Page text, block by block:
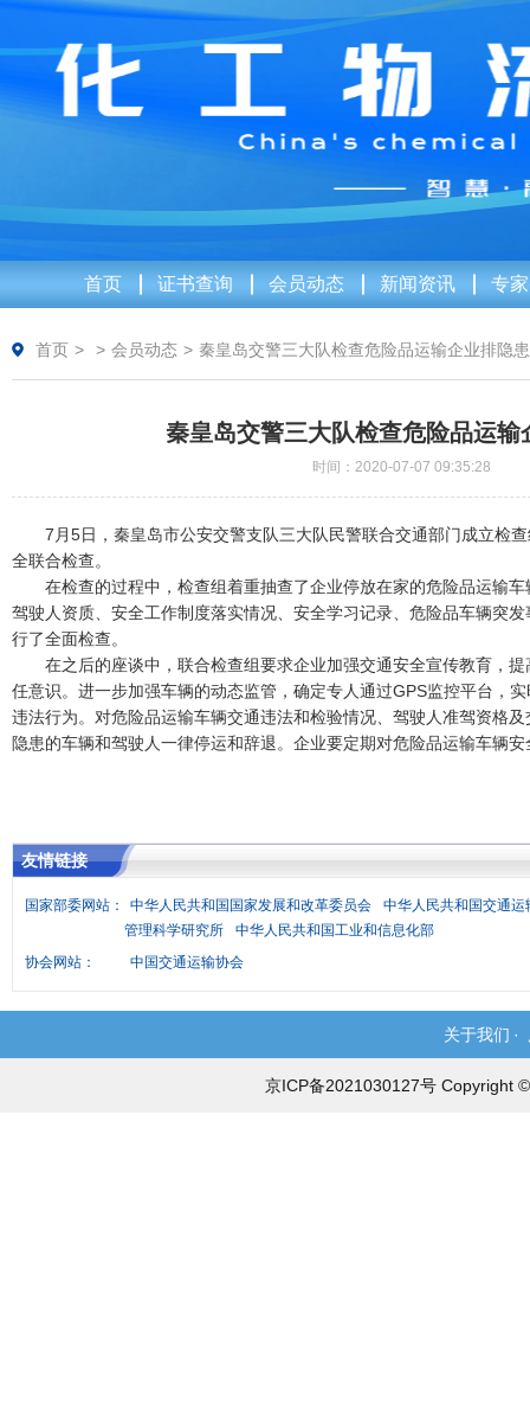
首页 证书查询 会员动态 新闻资讯 专
首页 > > 会员动态 > 秦皇岛交警三大队检查危险品运输企业排隐患
秦皇岛交警三大队检查危险品运输
时间：2020-07-07 09:35:28
7月5日，秦皇岛市公安交警支队三大队民警联合交通部门成立检查
全联合检查。
在检查的过程中，检查组着重抽查了企业停放在家的危险品运输车
驾驶人资质、安全工作制度落实情况、安全学习记录、危险品车辆突
行了全面检查。
在之后的座谈中，联合检查组要求企业加强交通安全宣传教育，提
任意识。进一步加强车辆的动态监管，确定专人通过GPS监控平台，
违法行为。对危险品运输车辆交通违法和检验情况、驾驶人准驾资格
隐患的车辆和驾驶人一律停运和辞退。企业要定期对危险品运输车辆
友情链接
国家部委网站： 中华人民共和国国家发展和改革委员会
中华人民共和国交通运
管理科学研究所
中华人民共和国工业和信息化部
协会网站：
中国交通运输协会
关于我们 ·
京ICP备2021030127号 Copyright